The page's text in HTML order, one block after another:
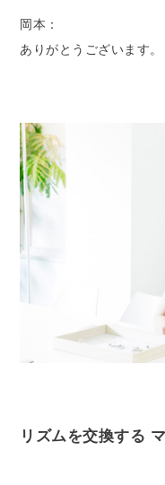
岡本：
ありがとうございます。
リズムを交換する